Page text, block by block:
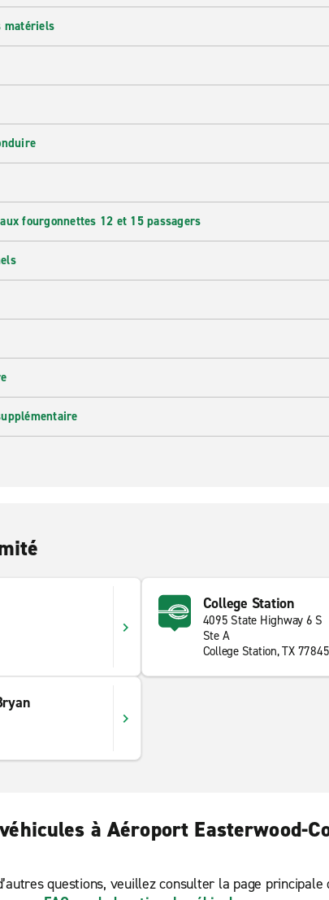
matériels
fourgonnettes 12 et 15 passagers
College Station
4095 State Highway 6 S
Ste A
College Station, TX 77845
à Aéroport Easterwood-
questions, veuillez consulter la page principale